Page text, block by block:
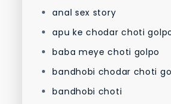
anal sex story
apu ke chodar choti
baba meye choti golpo
bandhobi chodar choti
bandhobi choti